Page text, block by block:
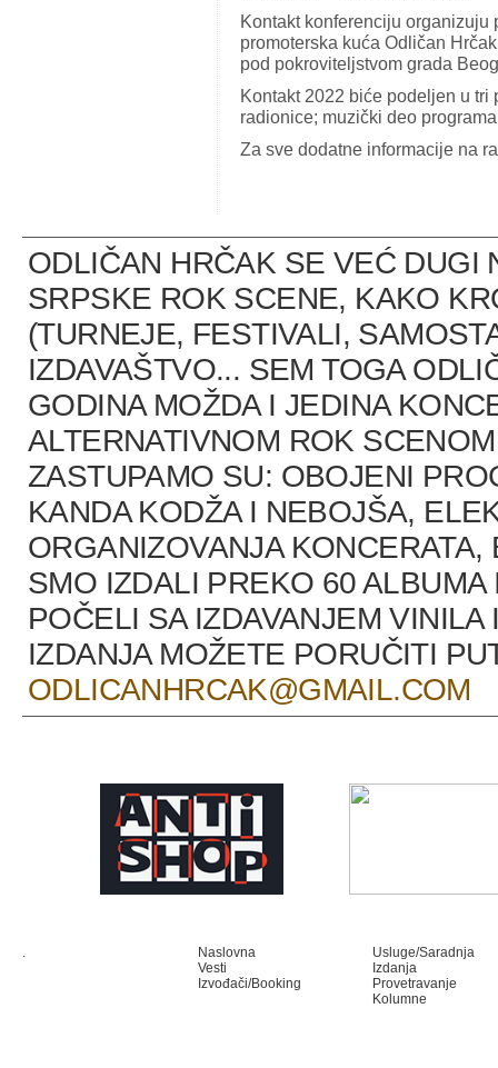
Kontakt konferenciju organizuju
promoterska kuća Odličan
pod pokroviteljstvom grada
Kontakt 2022 biće podeljen u
radionice; muzički deo
Za sve dodatne informacije na
ODLIČAN HRČAK SE VEĆ DUGI
SRPSKE ROK SCENE, KAKO
(TURNEJE, FESTIVALI,
IZDAVAŠTVO... SEM TOGA
GODINA MOŽDA I JEDINA
ALTERNATIVNOM ROK
ZASTUPAMO SU: OBOJENI
KANDA KODŽA I NEBOJŠA,
ORGANIZOVANJA
SMO IZDALI PREKO 60
POČELI SA IZDAVANJEM
IZDANJA MOŽETE PORUČITI
ODLICANHRCAK@GMAIL.COM
.
Naslovna
Vesti
Izvođači/Booking
Usluge/Saradnja
Izdanja
Provetravanje
Kolumne